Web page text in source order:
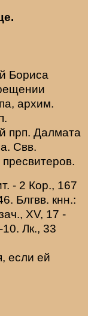
Бориса
, архим.
прп. Далмата
Свв.
пресвитеров.
- 2 Кор., 167
Блгвв. кнн.:
XV, 17 -
10. Лк., 33
если ей